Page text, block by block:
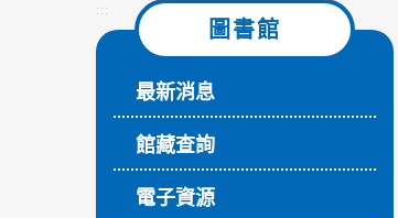
:::
圖書館
最新消息
館藏查詢
電子資源